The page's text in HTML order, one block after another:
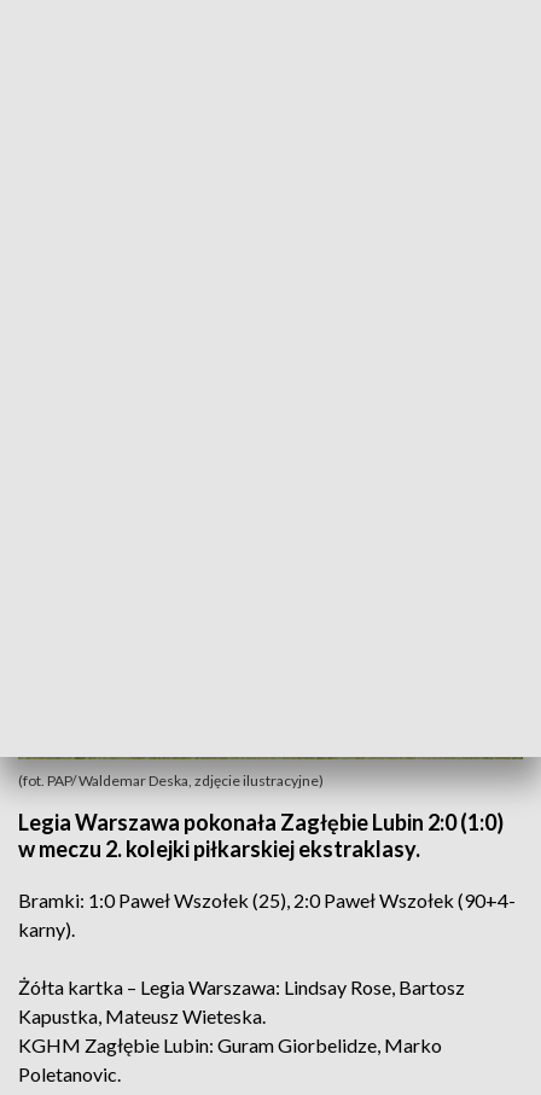
(fot. PAP/ Waldemar Deska, zdjęcie ilustracyjne)
Legia Warszawa pokonała Zagłębie Lubin 2:0 (1:0)
w meczu 2. kolejki piłkarskiej ekstraklasy.
Bramki: 1:0 Paweł Wszołek (25), 2:0 Paweł Wszołek (90+4-
karny).
Żółta kartka – Legia Warszawa: Lindsay Rose, Bartosz
Kapustka, Mateusz Wieteska.
KGHM Zagłębie Lubin: Guram Giorbelidze, Marko
Poletanovic.